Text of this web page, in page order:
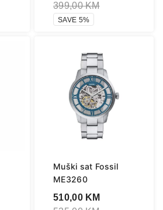
399,00KM
SAVE 5%
Muški sat Fossil
ME3260
510,00 KM